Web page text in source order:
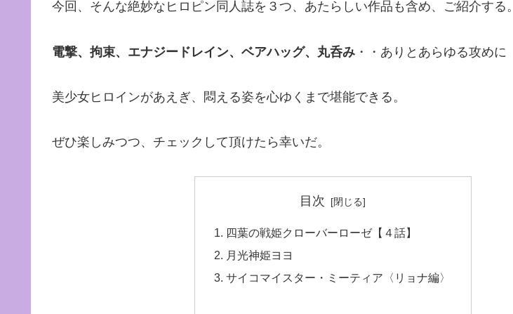
今回、そんな絶妙なヒロピン同人誌を３つ、あたらしい作品も含め、ご紹介する。
電撃、拘束、エナジードレイン、ベアハッグ、丸呑み ・・ありとあらゆる攻めに
美少女ヒロインがあえぎ、悶える姿を心ゆくまで堪能できる。
ぜひ楽しみつつ、チェックして頂けたら幸いだ。
目次
四葉の戦姫クローバーローゼ【４話】
月光神姫ヨヨ
サイコマイスター・ミーティア〈リョナ編〉